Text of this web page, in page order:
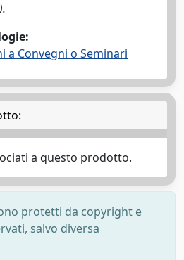
a Convegni o Seminari
a questo prodotto.
protetti da copyright e
salvo diversa